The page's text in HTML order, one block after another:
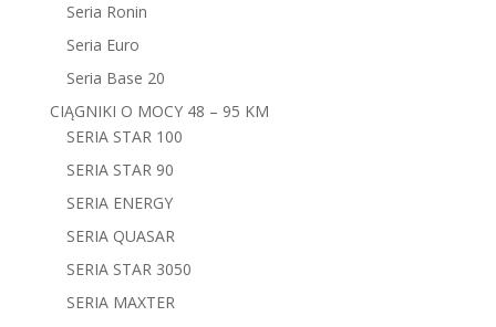
Seria Ronin
Seria Euro
Seria Base 20
CIĄGNIKI O MOCY 48 – 95 KM
SERIA STAR 100
SERIA STAR 90
SERIA ENERGY
SERIA QUASAR
SERIA STAR 3050
SERIA MAXTER